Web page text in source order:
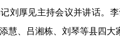
刘厚见主持会议并讲话。
慧、吕湘栋、刘琴等县四大